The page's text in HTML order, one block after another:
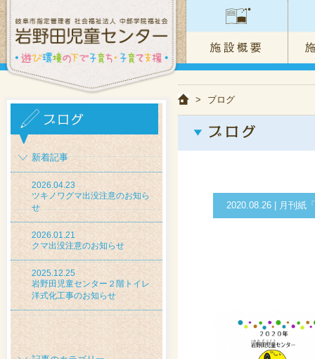
新着記事
2026.04.23
ツキノワグマ出没注意のお知ら
せ
2026.01.21
クマ出没注意のお知らせ
2025.12.25
岩野田児童センター２階トイレ
洋式化工事のお知らせ
> ブログ
2020.08.26 | 月刊紙